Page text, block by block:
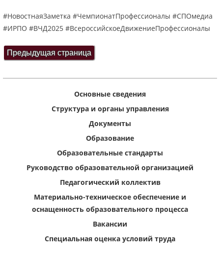
#НовостнаяЗаметка #ЧемпионатПрофессионалы #СПОмедиа
#ИРПО #ВЧД2025 #ВсероссийскоеДвижениеПрофессионалы
Основные сведения
Структура и органы управления
Документы
Образование
Образовательные стандарты
Руководство образовательной организацией
Педагогический коллектив
Материально-техническое обеспечение и
оснащенность образовательного процесса
Вакансии
Специальная оценка условий труда